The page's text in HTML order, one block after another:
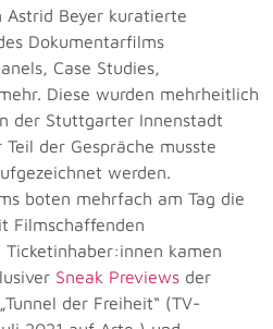
Astrid Beyer kuratierte
Dokumentarfilms
Case Studies,
Diese wurden mehrheitlich
der Stuttgarter Innenstadt
der Gespräche musste
werden.
boten mehrfach am Tag die
Filmschaffenden
Ticketinhaber:innen kamen
Sneak Previews der
der Freiheit“ (TV-